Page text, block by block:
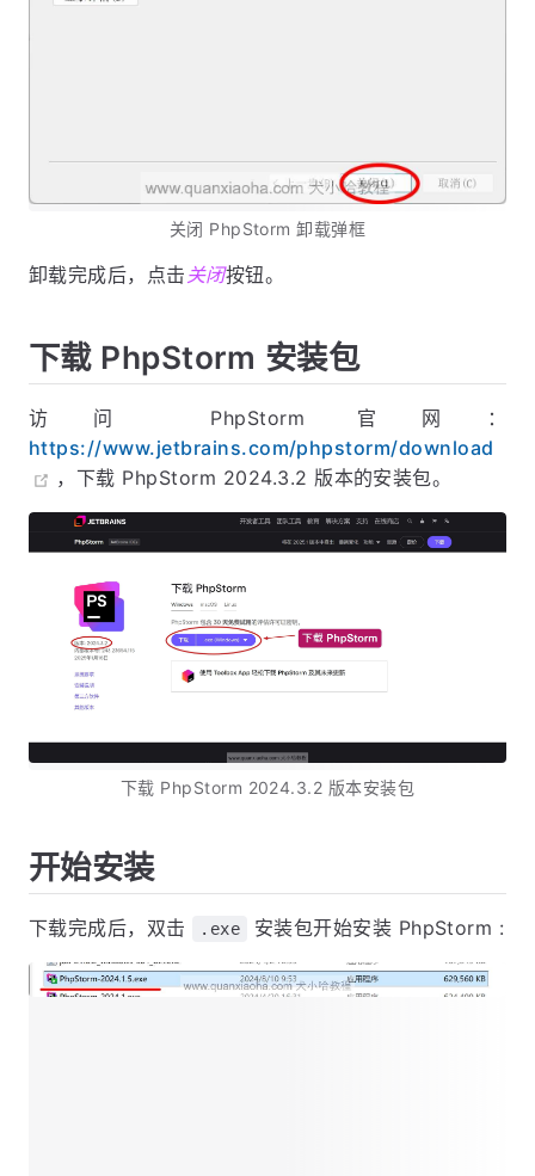
关闭 PhpStorm 卸载弹框
卸载完成后，点击 关闭按钮。
下载 PhpStorm 安装包
访问 PhpStorm 官网：
https://www.jetbrains.com/phpstorm/download
，下载 PhpStorm 2024.3.2 版本的安装包。
下载 PhpStorm 2024.3.2 版本安装包
开始安装
下载完成后，双击 .exe 安装包开始安装 PhpStorm :